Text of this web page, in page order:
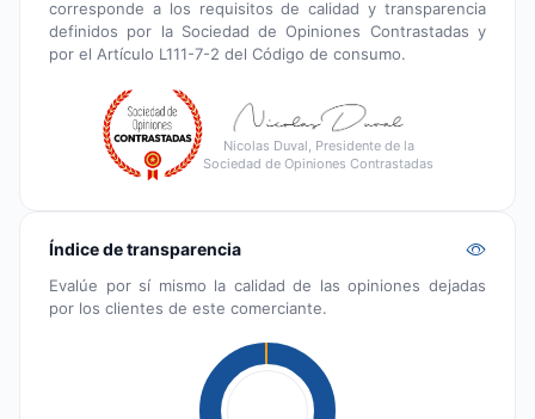
corresponde a los requisitos de calidad y transparencia
definidos por la Sociedad de Opiniones Contrastadas y
por el Artículo L111-7-2 del Código de consumo.
Nicolas Duval, Presidente de la
Sociedad de Opiniones Contrastadas
Índice de transparencia
Evalúe por sí mismo la calidad de las opiniones dejadas
por los clientes de este comerciante.